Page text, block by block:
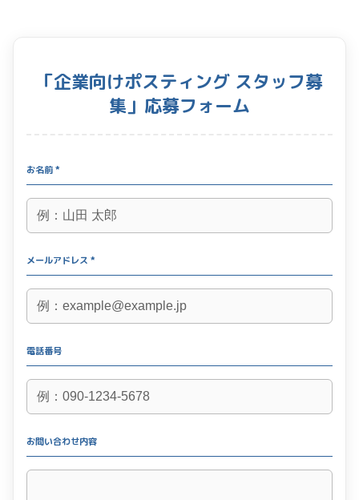
「企業向けポスティング スタッフ募
集」応募フォーム
お名前 *
メールアドレス *
電話番号
お問い合わせ内容